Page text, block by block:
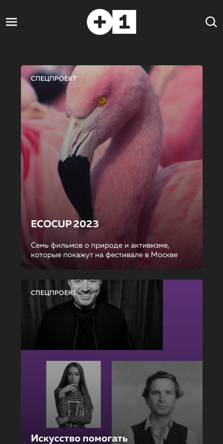
СПЕЦПРОЕКТ
ECOCUP 2023
Семь фильмов о природе и активизме,
которые покажут на фестивале в Москве
СПЕЦПРОЕКТ
Искусство помогать